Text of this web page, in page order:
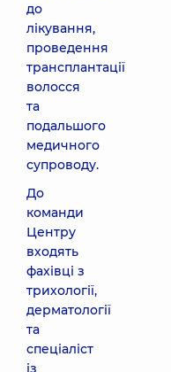
до
лікування,
проведення
трансплантації
волосся
та
подальшого
медичного
супроводу.
До
команди
Центру
входять
фахівці з
трихології,
дерматології
та
спеціаліст
із